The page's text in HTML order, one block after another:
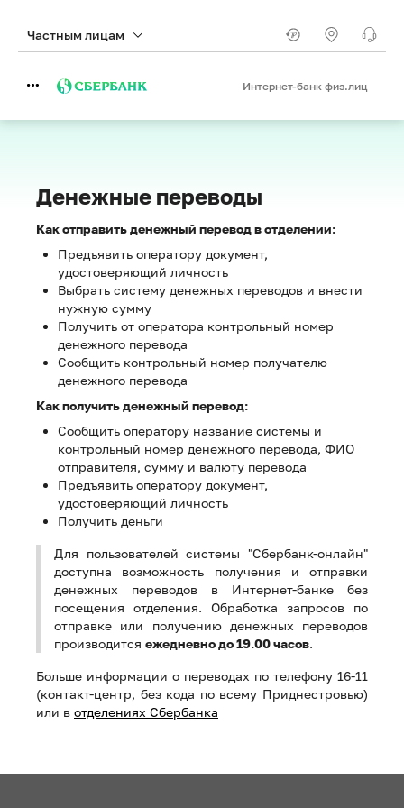
Частным лицам
Интернет-банк физ.лиц
Денежные переводы
Как отправить денежный перевод в отделении:
Предъявить оператору документ,
удостоверяющий личность
Выбрать систему денежных переводов и внести
нужную сумму
Получить от оператора контрольный номер
денежного перевода
Сообщить контрольный номер получателю
денежного перевода
Как получить денежный перевод:
Сообщить оператору название системы и
контрольный номер денежного перевода, ФИО
отправителя, сумму и валюту перевода
Предъявить оператору документ,
удостоверяющий личность
Получить деньги
Для пользователей системы "Сбербанк-онлайн"
доступна возможность получения и отправки
денежных переводов в Интернет-банке без
посещения отделения. Обработка запросов по
отправке или получению денежных переводов
производится ежедневно до 19.00 часов.
Больше информации о переводах по телефону 16-11
(контакт-центр, без кода по всему Приднестровью)
или в отделениях Сбербанка